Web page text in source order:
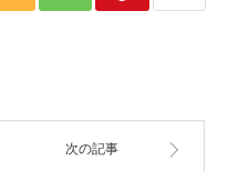
次の記事